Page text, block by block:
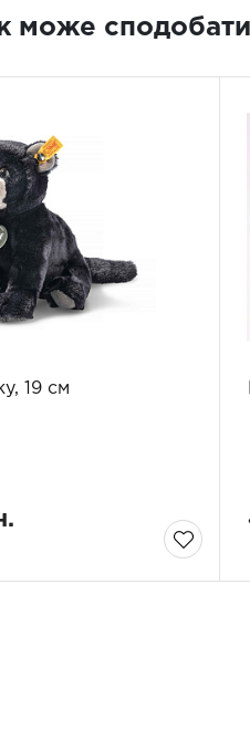
може
19 см